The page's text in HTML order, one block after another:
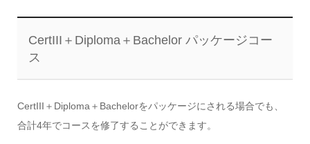
CertIII＋Diploma＋Bachelor パッケージコー
ス
CertIII＋Diploma＋Bachelorをパッケージにされる場合でも、
合計4年でコースを修了することができます。